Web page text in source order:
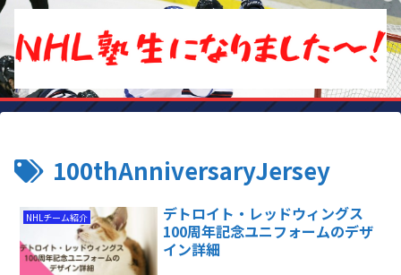
100thAnniversaryJersey
NHLチーム紹介
デトロイト・レッドウィングス
100周年記念ユニフォームのデザ
イン詳細